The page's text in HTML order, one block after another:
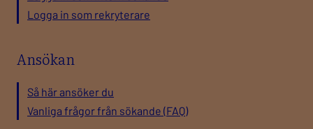
Logga in som rekryterare
Ansökan
Så här ansöker du
Vanliga frågor från sökande (FAQ)